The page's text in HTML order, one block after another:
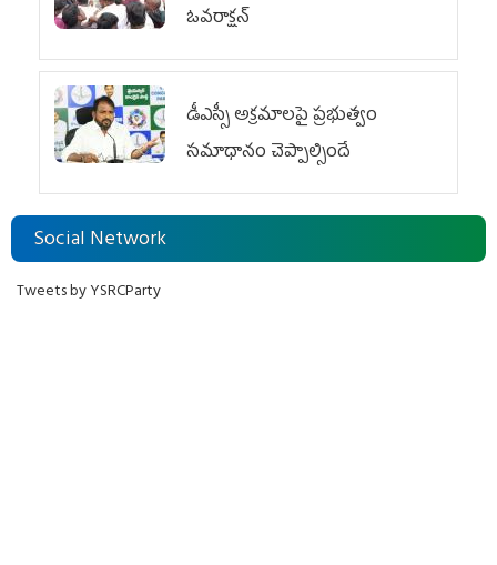
ఓవ‌రాక్ష‌న్‌
డీఎస్సీ అక్రమాలపై ప్రభుత్వం
సమాధానం చెప్పాల్సిందే
Social Network
Tweets by YSRCParty